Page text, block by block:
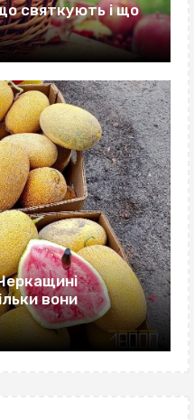
святкують і що
вони